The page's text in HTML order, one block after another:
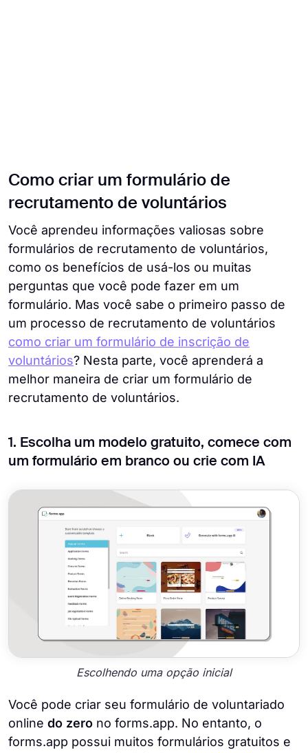
Como criar um formulário de
recrutamento de voluntários
Você aprendeu informações valiosas sobre
formulários de recrutamento de voluntários,
como os benefícios de usá-los ou muitas
perguntas que você pode fazer em um
formulário. Mas você sabe o primeiro passo de
um processo de recrutamento de voluntários
como criar um formulário de inscrição de
voluntários? Nesta parte, você aprenderá a
melhor maneira de criar um formulário de
recrutamento de voluntários.
1. Escolha um modelo gratuito, comece com
um formulário em branco ou crie com IA
Escolhendo uma opção inicial
Você pode criar seu formulário de voluntariado
online do zero no forms.app. No entanto, o
forms.app possui muitos formulários gratuitos e